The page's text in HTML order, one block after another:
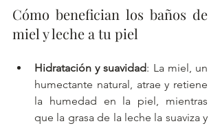
Cómo benefician los baños de
miel y leche a tu piel
Hidratación y suavidad: La miel, un
humectante natural, atrae y retiene
la humedad en la piel, mientras
que la grasa de la leche la suaviza y